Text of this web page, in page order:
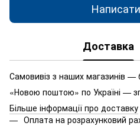
Доставка
Самовивіз з наших магазинів —
«Новою поштою» по Україні —
Більше інформації про доставку
Оплата на розрахунковий